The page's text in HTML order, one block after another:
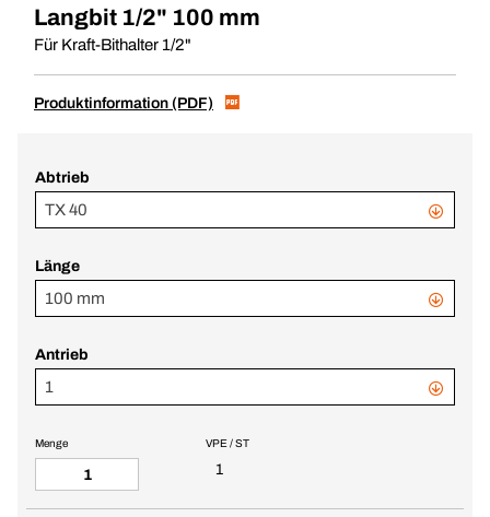
Langbit 1/2" 100 mm
Für Kraft-Bithalter 1/2"
Produktinformation (PDF)
Abtrieb
TX 40
Länge
100 mm
Antrieb
1
VPE / ST
1
Menge